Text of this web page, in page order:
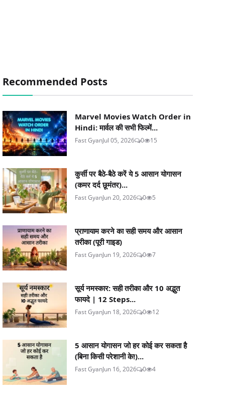
Recommended Posts
Marvel Movies Watch Order in
Hindi: मार्वल की सभी फिल्में...
Fast GyanJul 05, 2026 0 15
कुर्सी पर बैठे-बैठे करें ये 5 आसान योगासन
(कमर दर्द छूमंतर)...
Fast GyanJun 20, 2026 0 5
प्राणायाम करने का सही समय और आसान
तरीका (पूरी गाइड)
Fast GyanJun 19, 2026 0 7
सूर्य नमस्कार: सही तरीका और 10 अद्भुत
फायदे | 12 Steps...
Fast GyanJun 18, 2026 0 12
5 आसान योगासन जो हर कोई कर सकता है
(बिना किसी परेशानी के!)...
Fast GyanJun 16, 2026 0 4